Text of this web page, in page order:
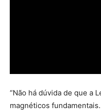
“Não há dúvida de que a
magnéticos